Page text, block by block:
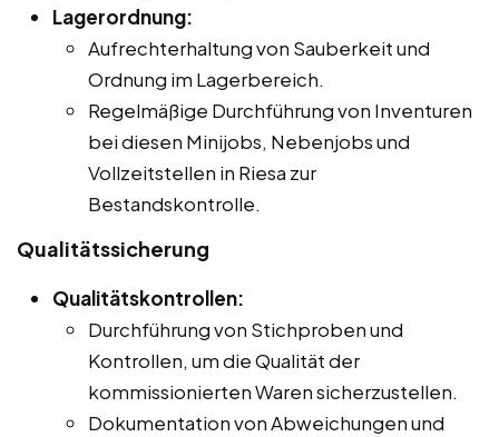
Lagerordnung:
Aufrechterhaltung von Sauberkeit und
Ordnung im Lagerbereich.
Regelmäßige Durchführung von Inventuren
bei diesen Minijobs, Nebenjobs und
Vollzeitstellen in Riesa zur
Bestandskontrolle.
Qualitätssicherung
Qualitätskontrollen:
Durchführung von Stichproben und
Kontrollen, um die Qualität der
kommissionierten Waren sicherzustellen.
Dokumentation von Abweichungen und